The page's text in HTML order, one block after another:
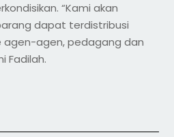
“Kami akan
dapat terdistribusi
agen-agen, pedagang dan
Fadilah.